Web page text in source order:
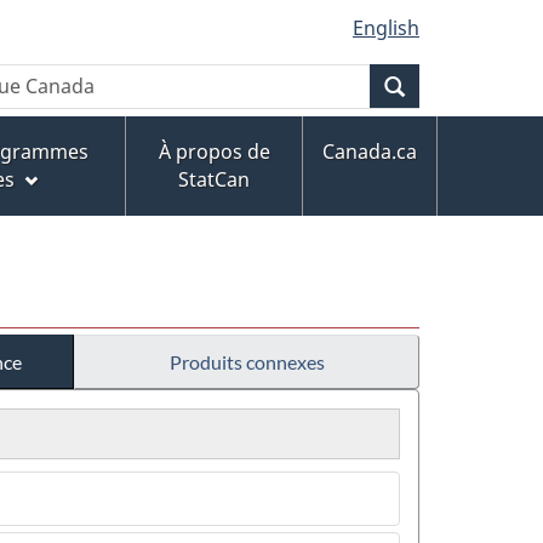
English
À propos de
StatCan
Canada.ca
Produits connexes